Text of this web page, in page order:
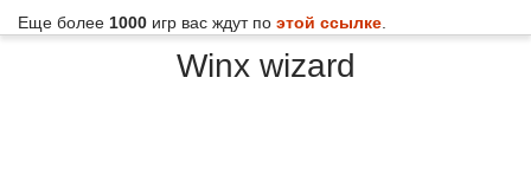
Еще более 1000 игр вас ждут по этой ссылке
Winx wizard